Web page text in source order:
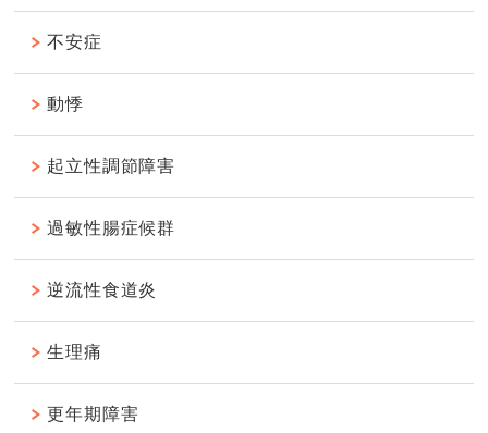
不安症
動悸
起立性調節障害
過敏性腸症候群
逆流性食道炎
生理痛
更年期障害